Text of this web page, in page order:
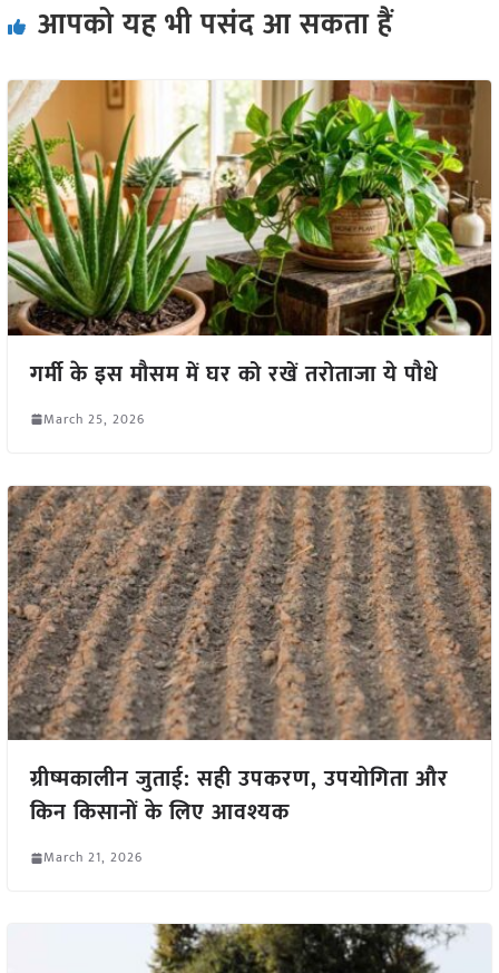
आपको यह भी पसंद आ सकता हैं
गर्मी के इस मौसम में घर को रखें तरोताजा ये पौधे
March 25, 2026
ग्रीष्मकालीन जुताई: सही उपकरण, उपयोगिता और
किन किसानों के लिए आवश्यक
March 21, 2026